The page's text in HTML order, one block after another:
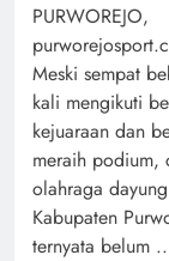
PURWOREJO,
Meski sempat
kali mengikuti
kejuaraan dan
meraih podium,
olahraga dayung
Kabupaten
ternyata belum